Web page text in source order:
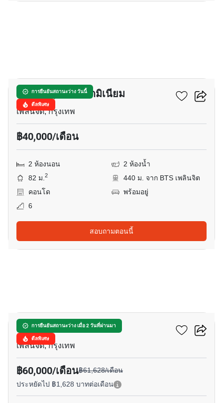
การยืนยันสถานะว่าง วันนี้
ดีลพิเศษ
บ้าน สิริฤดี คอนโดมิเนียม
เพลินจิต, กรุงเทพ
฿40,000/เดือน
2 ห้องนอน
2 ห้องน้ำ
82 ม.2
440 ม. จาก BTS เพลินจิต
คอนโด
พร้อมอยู่
6
สอบถามตอนนี้
การยืนยันสถานะว่าง เมื่อ 2 วันที่ผ่านมา
ดีลพิเศษ
โนเบิล เพลินจิต
เพลินจิต, กรุงเทพ
฿60,000/เดือน฿61,628/เดือน
ประหยัดไป ฿1,628 บาทต่อเดือน